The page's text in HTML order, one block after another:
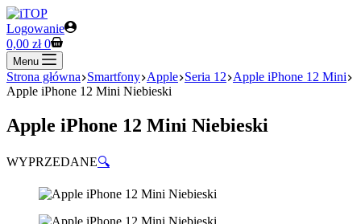
Logowanie
Koszyk
0,00 zł 0
Menu
Strona główna Smartfony Apple Seria 12 Apple iPhone 12 Mini
Apple iPhone 12 Mini Niebieski
Apple iPhone 12 Mini Niebieski
WYPRZEDANE🔍